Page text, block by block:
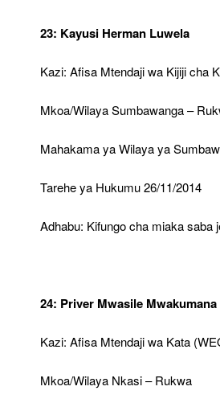
23: Kayusi Herman Luwela
Kazi: Afisa Mtendaji wa Kijiji cha
Mkoa/Wilaya Sumbawanga –
Mahakama ya Wilaya ya
Tarehe ya Hukumu 26/11/2014
Adhabu: Kifungo cha miaka saba
24: Priver Mwasile Mwakumana
Kazi: Afisa Mtendaji wa Kata
Mkoa/Wilaya Nkasi – Rukwa